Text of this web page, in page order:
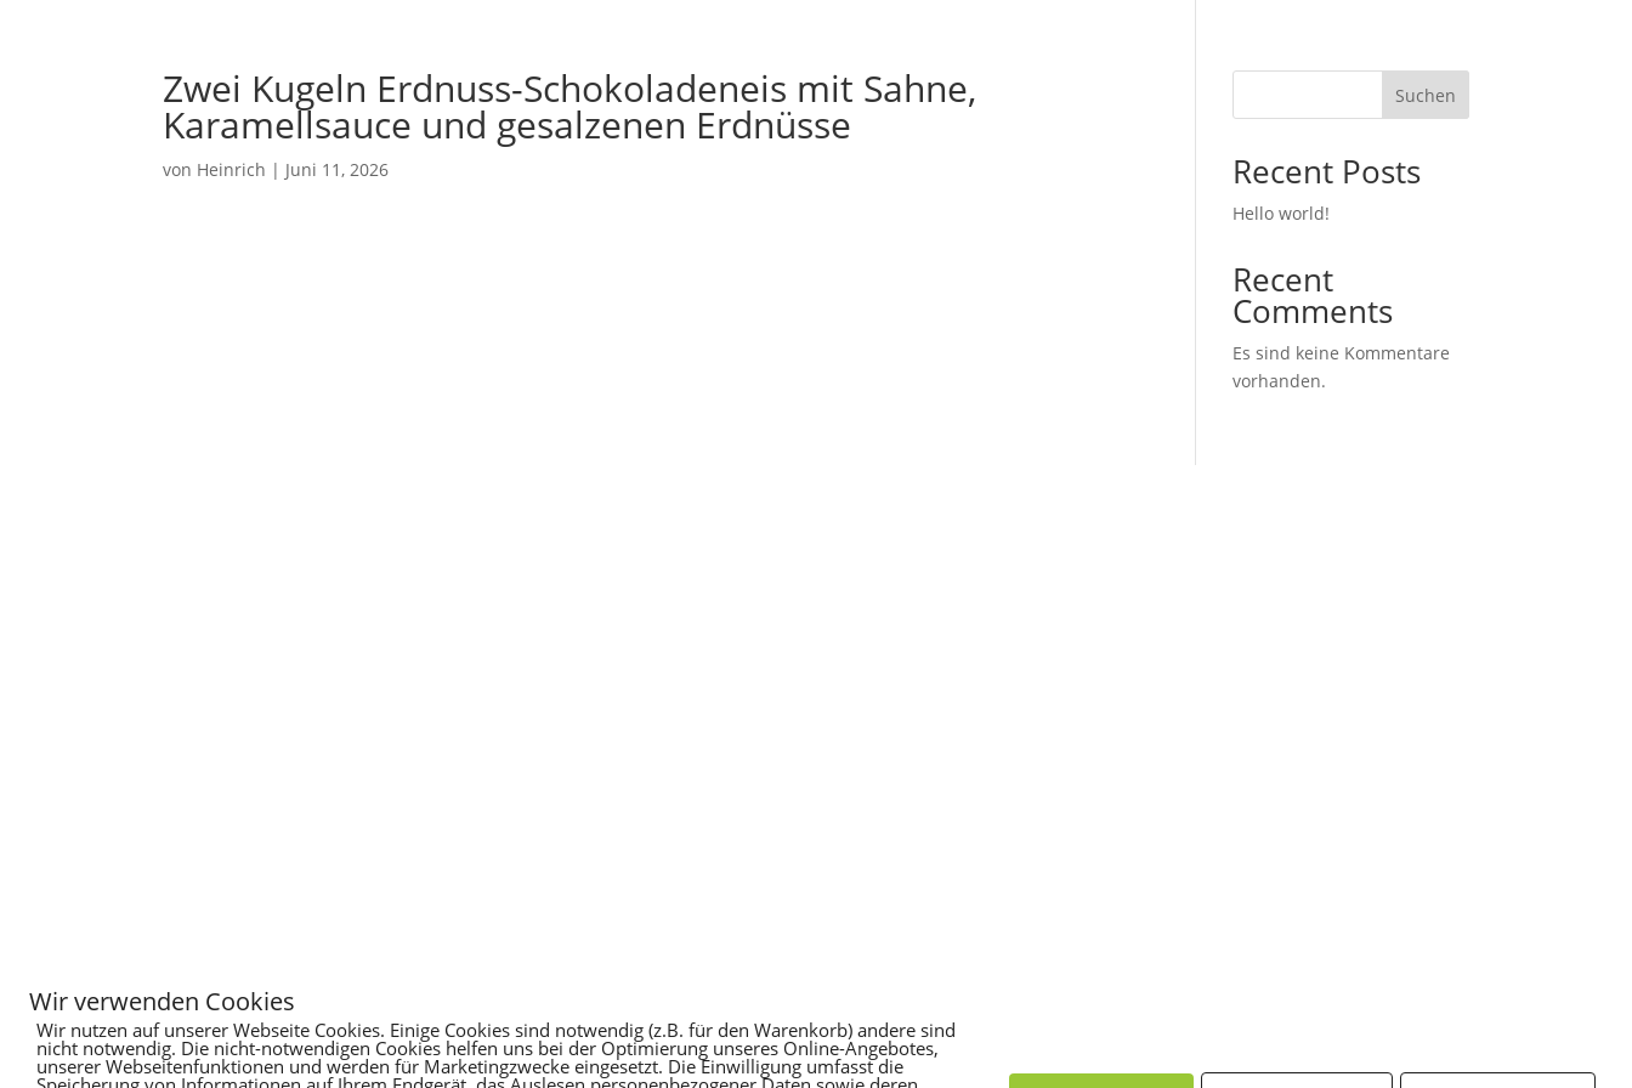
Zwei Kugeln Erdnuss-Schokoladeneis mit Sahne,
Karamellsauce und gesalzenen Erdnüsse
von Heinrich | Juni 11, 2026
Suchen
Recent Posts
Hello world!
Recent
Comments
Es sind keine Kommentare
vorhanden.
Wir verwenden Cookies
Wir nutzen auf unserer Webseite Cookies. Einige Cookies sind notwendig (z.B. für den Warenkorb) andere sind
nicht notwendig. Die nicht-notwendigen Cookies helfen uns bei der Optimierung unseres Online-Angebotes,
unserer Webseitenfunktionen und werden für Marketingzwecke eingesetzt. Die Einwilligung umfasst die